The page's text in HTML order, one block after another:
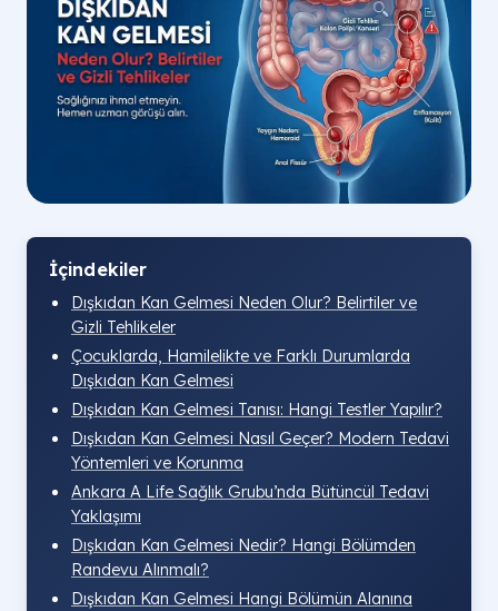
İçindekiler
Dışkıdan Kan Gelmesi Neden Olur? Belirtiler ve
Gizli Tehlikeler
Çocuklarda, Hamilelikte ve Farklı Durumlarda
Dışkıdan Kan Gelmesi
Dışkıdan Kan Gelmesi Tanısı: Hangi Testler Yapılır?
Dışkıdan Kan Gelmesi Nasıl Geçer? Modern Tedavi
Yöntemleri ve Korunma
Ankara A Life Sağlık Grubu’nda Bütüncül Tedavi
Yaklaşımı
Dışkıdan Kan Gelmesi Nedir? Hangi Bölümden
Randevu Alınmalı?
Dışkıdan Kan Gelmesi Hangi Bölümün Alanına